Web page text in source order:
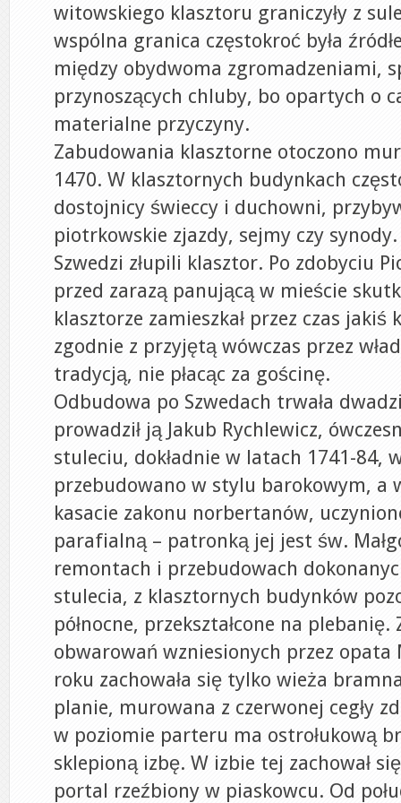
witowskiego klasztoru graniczyły z
wspólna granica częstokroć była
między obydwoma zgromadzeniami,
przynoszących chluby, bo opartych o
materialne przyczyny.
Zabudowania klasztorne otoczono
1470. W klasztornych budynkach
dostojnicy świeccy i duchowni,
piotrkowskie zjazdy, sejmy czy
Szwedzi złupili klasztor. Po zdobyciu
przed zarazą panującą w mieście
klasztorze zamieszkał przez czas jakiś
zgodnie z przyjętą wówczas przez
tradycją, nie płacąc za gościnę.
Odbudowa po Szwedach trwała
prowadził ją Jakub Rychlewicz,
stuleciu, dokładnie w latach 1741-84,
przebudowano w stylu barokowym, a
kasacie zakonu norbertanów,
parafialną – patronką jej jest św.
remontach i przebudowach
stulecia, z klasztornych budynków
północne, przekształcone na plebanię.
obwarowań wzniesionych przez opata
roku zachowała się tylko wieża
planie, murowana z czerwonej cegły
w poziomie parteru ma ostrołukową
sklepioną izbę. W izbie tej zachował
portal rzeźbiony w piaskowcu. Od